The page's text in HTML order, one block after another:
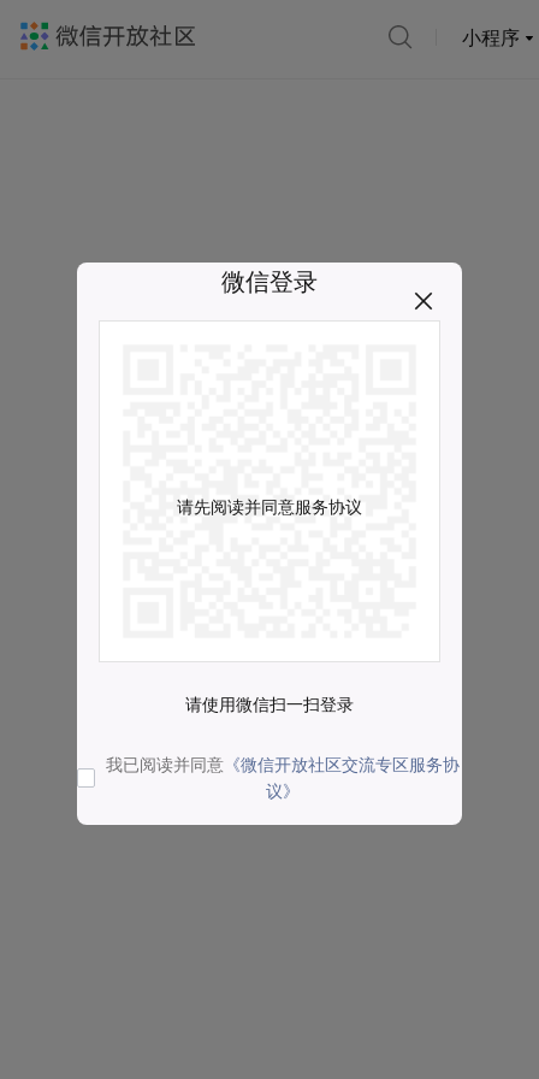
小程序
微信登录
请先阅读并同意服务协议
请使用微信扫一扫登录
我已阅读并同意 《微信开放社区交流专区服务协
议》